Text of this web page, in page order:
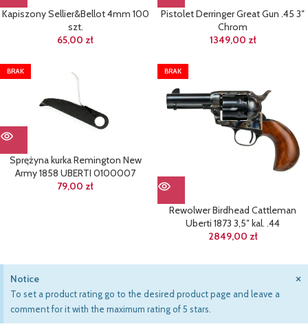
Kapiszony Sellier&Bellot 4mm 100
szt.
65,00 zł
Pistolet Derringer Great Gun .45 3″
Chrom
1349,00 zł
BRAK
Sprężyna kurka Remington New
Army 1858 UBERTI 0100007
79,00 zł
BRAK
Rewolwer Birdhead Cattleman
Uberti 1873 3,5″ kal. .44
2849,00 zł
Notice
To set a product rating go to the desired product page and leave a
comment for it with the maximum rating of 5 stars.
×